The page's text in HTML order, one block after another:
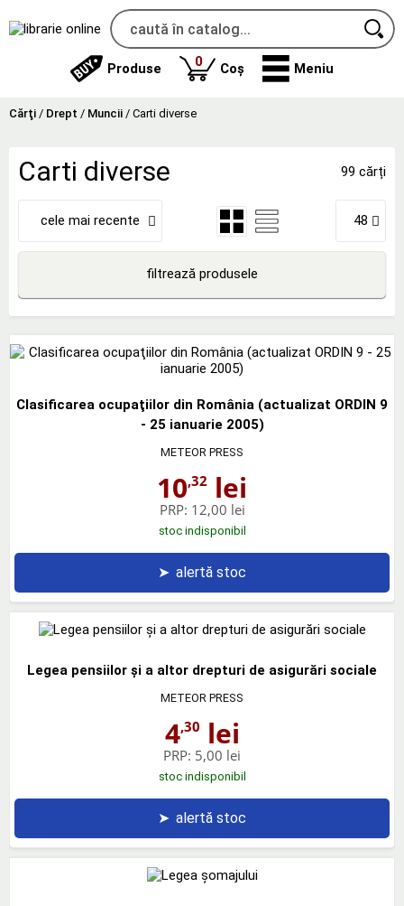
Produse 0produse
Coș Meniu
Cărţi / Drept / Muncii / Carti diverse
Carti diverse 99 cărți
cele mai recente 48
filtrează produsele
Clasificarea ocupaţiilor din România (actualizat ORDIN 9
- 25 ianuarie 2005)
METEOR PRESS
10,32 lei
PRP: 12,00 lei
stoc indisponibil
➤ alertă stoc
Legea pensiilor şi a altor drepturi de asigurări sociale
METEOR PRESS
4,30 lei
PRP: 5,00 lei
stoc indisponibil
➤ alertă stoc